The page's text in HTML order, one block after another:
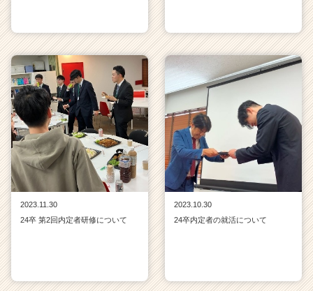
2023.11.30
24卒 第2回内定者研修について
2023.10.30
24卒内定者の就活について